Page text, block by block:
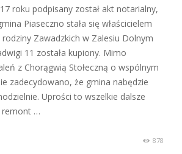
roku podpisany został akt notarialny,
Piaseczno stała się właścicielem
Zawadzkich w Zalesiu Dolnym
11 została kupiony. Mimo
z Chorągwią Stołeczną o wspólnym
zadecydowano, że gmina nabędzie
Uprości to wszelkie dalsze
remont …
878